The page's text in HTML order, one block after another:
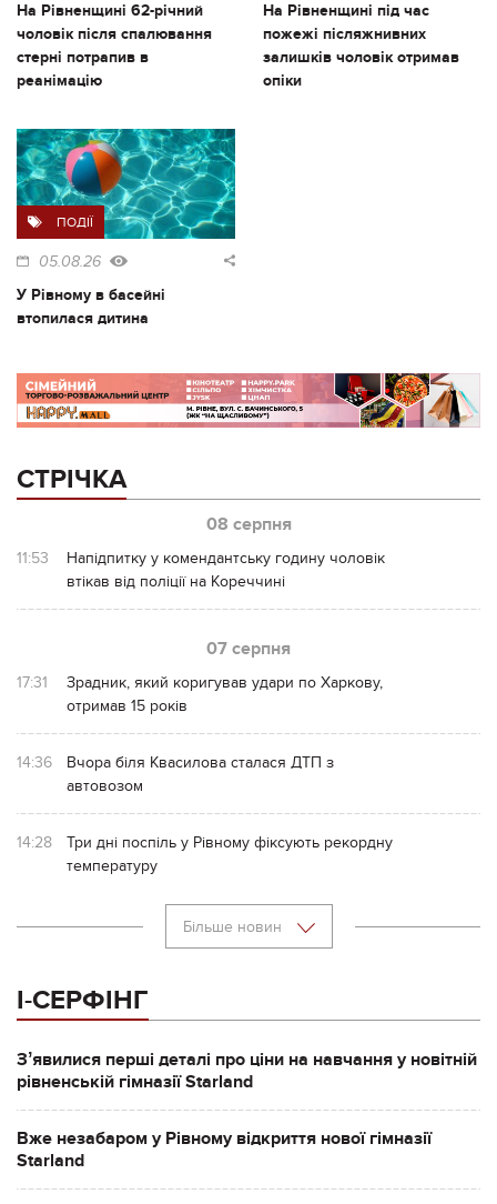
На Рівненщині 62-річний
чоловік після спалювання
стерні потрапив в
реанімацію
На Рівненщині під час
пожежі післяжнивних
залишків чоловік отримав
опіки
ПОДІЇ
05.08.26
У Рівному в басейні
втопилася дитина
СТРІЧКА
08 серпня
11:53
Напідпитку у комендантську годину чоловік
втікав від поліції на Кореччині
07 серпня
17:31
Зрадник, який коригував удари по Харкову,
отримав 15 років
14:36
Вчора біля Квасилова сталася ДТП з
автовозом
14:28
Три дні поспіль у Рівному фіксують рекордну
температуру
Більше новин
І-СЕРФІНГ
Зʼявилися перші деталі про ціни на навчання у новітній
рівненській гімназії Starland
Вже незабаром у Рівному відкриття нової гімназії
Starland